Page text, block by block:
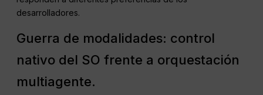
desarrolladores.
Guerra de modalidades: control
nativo del SO frente a orquestación
multiagente.